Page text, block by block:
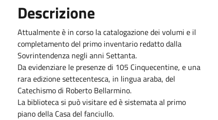
Descrizione
Attualmente è in corso la catalogazione dei volumi e il
completamento del primo inventario redatto dalla
Sovrintendenza negli anni Settanta.
Da evidenziare le presenze di 105 Cinquecentine, e una
rara edizione settecentesca, in lingua araba, del
Catechismo di Roberto Bellarmino.
La biblioteca si può visitare ed è sistemata al primo
piano della Casa del fanciullo.